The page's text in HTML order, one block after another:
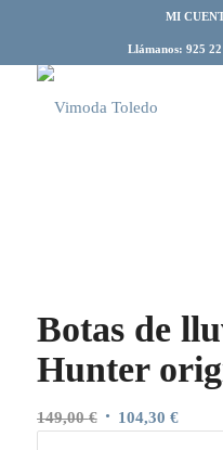
MI
Llámanos: 925
Botas de
Hunter
149,00€ El 104,30 €El